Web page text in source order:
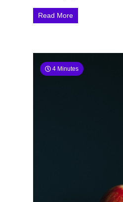
Read More
4 Minutes